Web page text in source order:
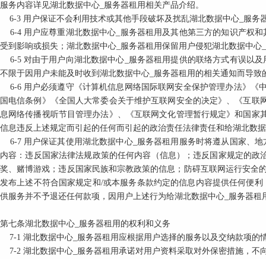
服务内容详见湖北数据中心_服务器租用相关产品介绍。
6-3 用户保证不会利用技术或其他手段破坏及扰乱湖北数据中心_服
6-4 用户应尊重湖北数据中心_服务器租用及其他第三方的知识产权
受到影响或损失；湖北数据中心_服务器租用保留用户侵犯湖北数据中
6-5 对由于用户向湖北数据中心_服务器租用提供的联络方式有误以
不限于因用户未能及时收到湖北数据中心_服务器租用的相关通知而导致
6-6 用户必须遵守《计算机信息网络国际联网安全保护管理办法》
国电信条例》《全国人大常委会关于维护互联网安全的决定》、《互
息网络传播视听节目管理办法》、《互联网文化管理暂行规定》和国
信息违反上述规定而引起的任何而引起的政治责任法律责任和给湖北数
6-7 用户保证其使用湖北数据中心_服务器租用服务时将遵从国家、
内容：违反国家法律法规政策的任何内容（信息）；违反国家规定的政
奖、赌博游戏；违反国家民族和宗教政策的信息；防碍互联网运行安全
发布上述不符合国家规定和/或本服务条款约定的信息内容提供任何便利
供服务并不予退还任何款项，因用户上述行为给湖北数据中心_服务器
第七条湖北数据中心_服务器租用的权利和义务
7-1 湖北数据中心_服务器租用应根据用户选择的服务以及交纳款项的
7-2 湖北数据中心_服务器租用承诺对用户资料采取对外保密措施，